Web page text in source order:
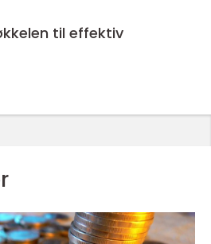
til effektiv